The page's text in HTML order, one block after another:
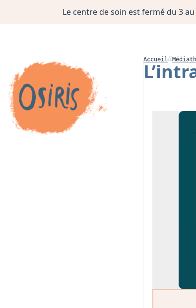
Le centre de soin est fermé du 3
Accueil